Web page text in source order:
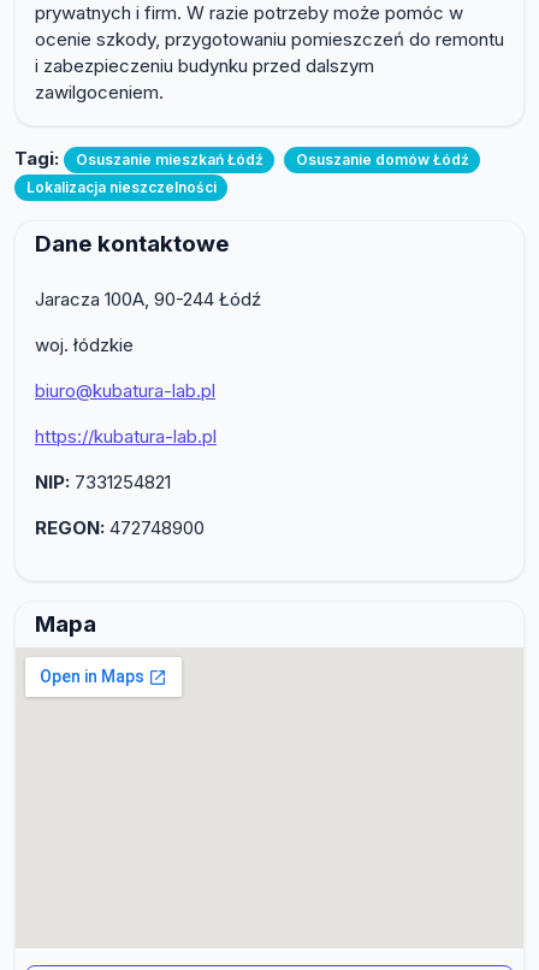
prywatnych i firm. W razie potrzeby może pomóc w
ocenie szkody, przygotowaniu pomieszczeń do remontu
i zabezpieczeniu budynku przed dalszym
zawilgoceniem.
Tagi: Osuszanie mieszkań Łódź
Osuszanie domów Łódź
Lokalizacja nieszczelności
Dane kontaktowe
Jaracza 100A, 90-244 Łódź
woj. łódzkie
biuro@kubatura-lab.pl
https://kubatura-lab.pl
NIP: 7331254821
REGON: 472748900
Mapa